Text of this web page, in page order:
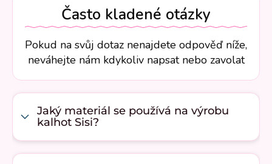
Často kladené otázky
Pokud na svůj dotaz nenajdete odpověď níže,
neváhejte nám kdykoliv napsat nebo zavolat
Jaký materiál se používá na výrobu
kalhot Sisi?